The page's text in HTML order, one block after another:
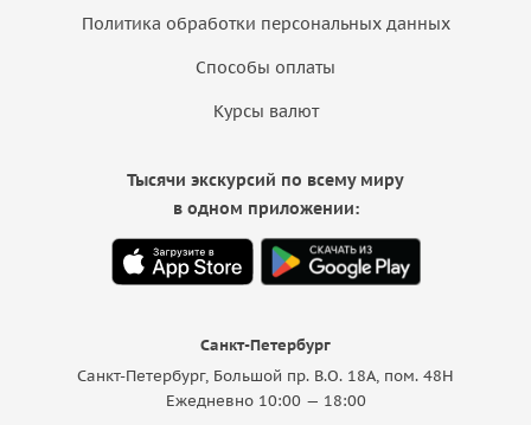
Политика обработки персональных данных
Способы оплаты
Курсы валют
Санкт-Петербург
Санкт-Петербург, Большой пр. В.О. 18A, пом. 48Н
Ежедневно 10:00 — 18:00
Тысячи экскурсий по всему миру
в одном приложении: